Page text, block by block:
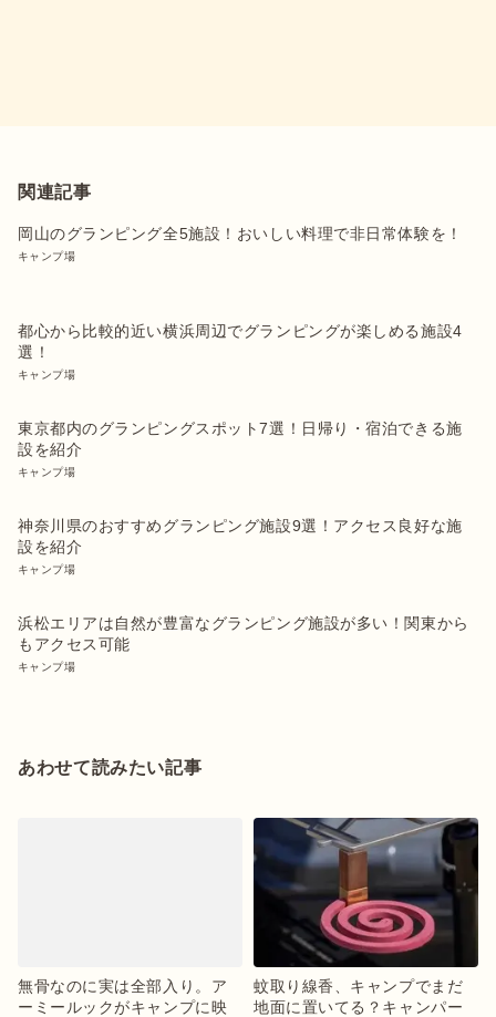
関連記事
岡山のグランピング全5施設！おいしい料理で非日常体験を！
キャンプ場
都心から比較的近い横浜周辺でグランピングが楽しめる施設4
選！
キャンプ場
東京都内のグランピングスポット7選！日帰り・宿泊できる施
設を紹介
キャンプ場
神奈川県のおすすめグランピング施設9選！アクセス良好な施
設を紹介
キャンプ場
浜松エリアは自然が豊富なグランピング施設が多い！関東から
もアクセス可能
キャンプ場
あわせて読みたい記事
無骨なのに実は全部入り。ア
ーミールックがキャンプに映
蚊取り線香、キャンプでまだ
地面に置いてる？キャンパー